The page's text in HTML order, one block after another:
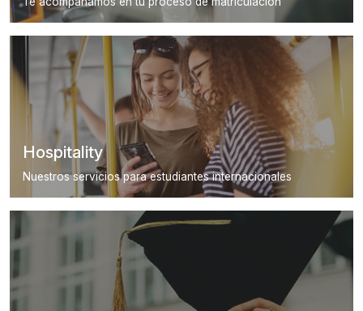
Hospitality
Nuestros servicios para estudiantes internacionales